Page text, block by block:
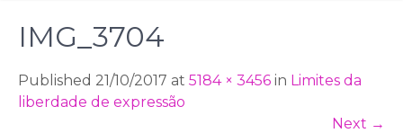
IMG_3704
Published 21/10/2017 at 5184 × 3456 in Limites da
liberdade de expressão
Next →